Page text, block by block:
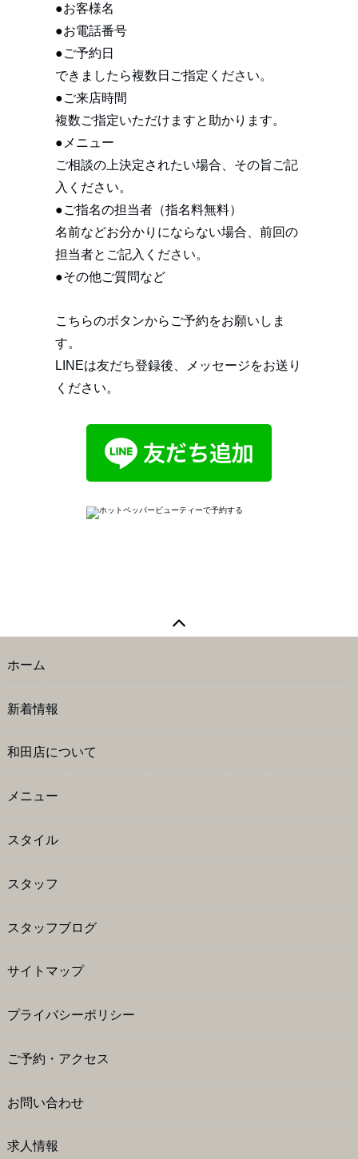
●お客様名
●お電話番号
●ご予約日
できましたら複数日ご指定ください。
●ご来店時間
複数ご指定いただけますと助かります。
●メニュー
ご相談の上決定されたい場合、その旨ご記
入ください。
●ご指名の担当者（指名料無料）
名前などお分かりにならない場合、前回の
担当者とご記入ください。
●その他ご質問など
こちらのボタンからご予約をお願いしま
す。
LINEは友だち登録後、メッセージをお送り
ください。
ホーム
新着情報
和田店について
メニュー
スタイル
スタッフ
スタッフブログ
サイトマップ
プライバシーポリシー
ご予約・アクセス
お問い合わせ
求人情報